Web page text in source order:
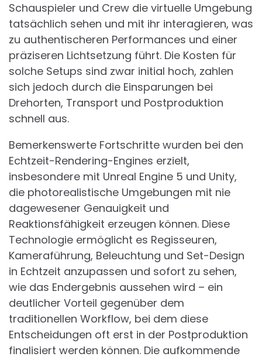
Schauspieler und Crew die virtuelle Umgebung
tatsächlich sehen und mit ihr interagieren, was
zu authentischeren Performances und einer
präziseren Lichtsetzung führt. Die Kosten für
solche Setups sind zwar initial hoch, zahlen
sich jedoch durch die Einsparungen bei
Drehorten, Transport und Postproduktion
schnell aus.
Bemerkenswerte Fortschritte wurden bei den
Echtzeit-Rendering-Engines erzielt,
insbesondere mit Unreal Engine 5 und Unity,
die photorealistische Umgebungen mit nie
dagewesener Genauigkeit und
Reaktionsfähigkeit erzeugen können. Diese
Technologie ermöglicht es Regisseuren,
Kameraführung, Beleuchtung und Set-Design
in Echtzeit anzupassen und sofort zu sehen,
wie das Endergebnis aussehen wird – ein
deutlicher Vorteil gegenüber dem
traditionellen Workflow, bei dem diese
Entscheidungen oft erst in der Postproduktion
finalisiert werden können. Die aufkommende